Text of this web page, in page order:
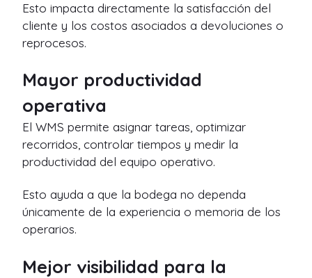
Esto impacta directamente la satisfacción del
cliente y los costos asociados a devoluciones o
reprocesos.
Mayor productividad
operativa
El WMS permite asignar tareas, optimizar
recorridos, controlar tiempos y medir la
productividad del equipo operativo.
Esto ayuda a que la bodega no dependa
únicamente de la experiencia o memoria de los
operarios.
Mejor visibilidad para la